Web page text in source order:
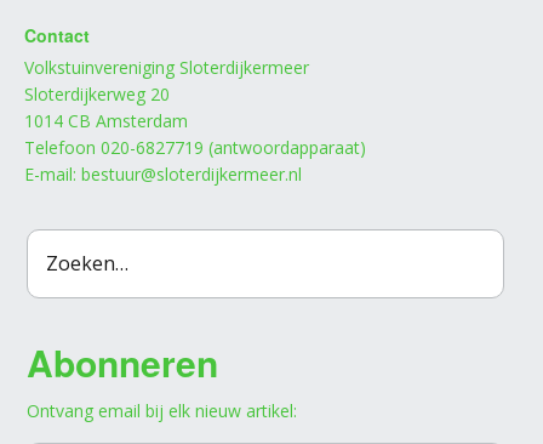
Contact
Volkstuinvereniging Sloterdijkermeer
Sloterdijkerweg 20
1014 CB Amsterdam
Telefoon 020-6827719 (antwoordapparaat)
E-mail: bestuur@sloterdijkermeer.nl
Abonneren
Ontvang email bij elk nieuw artikel: